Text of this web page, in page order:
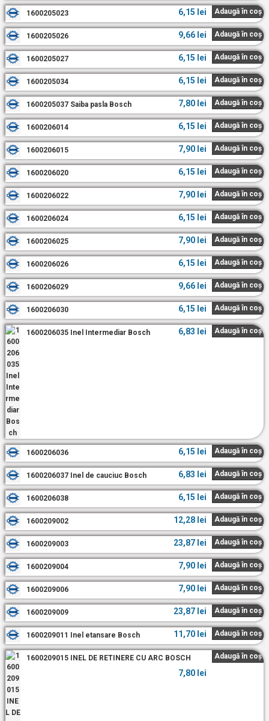
1600205023 6,15 lei Adaugă în coș
1600205026 9,66 lei Adaugă în coș
1600205027 6,15 lei Adaugă în coș
1600205034 6,15 lei Adaugă în coș
1600205037 Saiba pasla Bosch 7,80 lei Adaugă în coș
1600206014 6,15 lei Adaugă în coș
1600206015 7,90 lei Adaugă în coș
1600206020 6,15 lei Adaugă în coș
1600206022 7,90 lei Adaugă în coș
1600206024 6,15 lei Adaugă în coș
1600206025 7,90 lei Adaugă în coș
1600206026 6,15 lei Adaugă în coș
1600206029 9,66 lei Adaugă în coș
1600206030 6,15 lei Adaugă în coș
1600206035 Inel Intermediar Bosch 6,83 lei Adaugă în coș
1600206036 6,15 lei Adaugă în coș
1600206037 Inel de cauciuc Bosch 6,83 lei Adaugă în coș
1600206038 6,15 lei Adaugă în coș
1600209002 12,28 lei Adaugă în coș
1600209003 23,87 lei Adaugă în coș
1600209004 7,90 lei Adaugă în coș
1600209006 7,90 lei Adaugă în coș
1600209009 23,87 lei Adaugă în coș
1600209011 Inel etansare Bosch 11,70 lei Adaugă în coș
1600209015 INEL DE RETINERE CU ARC BOSCH
7,80 lei
Adaugă în coș